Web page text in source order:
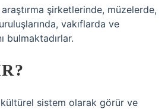
şirketlerinde, müzelerde,
vakıflarda ve
bulmaktadırlar.
sistem olarak görür ve